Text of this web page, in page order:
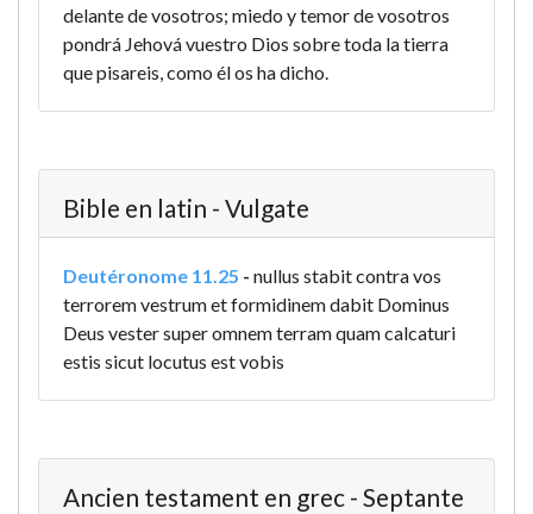
delante de vosotros; miedo y temor de vosotros
pondrá Jehová vuestro Dios sobre toda la tierra
que pisareis, como él os ha dicho.
Bible en latin - Vulgate
Deutéronome 11.25 - nullus stabit contra vos
terrorem vestrum et formidinem dabit Dominus
Deus vester super omnem terram quam calcaturi
estis sicut locutus est vobis
Ancien testament en grec - Septante